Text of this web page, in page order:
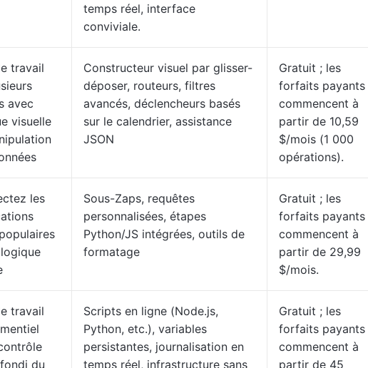
temps réel, interface
conviviale.
travail
avec
visuelle
Constructeur visuel par glisser-
déposer, routeurs, filtres
avancés, déclencheurs basés
sur le calendrier, assistance
JSON
Gratuit ; les
forfaits payants
commencent à
partir de 10,59
$/mois (1 000
opérations).
les
Sous-Zaps, requêtes
personnalisées, étapes
Python/JS intégrées, outils de
formatage
Gratuit ; les
forfaits payants
commencent à
partir de 29,99
$/mois.
travail
du
Scripts en ligne (Node.js,
Python, etc.), variables
persistantes, journalisation en
temps réel, infrastructure sans
Gratuit ; les
forfaits payants
commencent à
partir de 45